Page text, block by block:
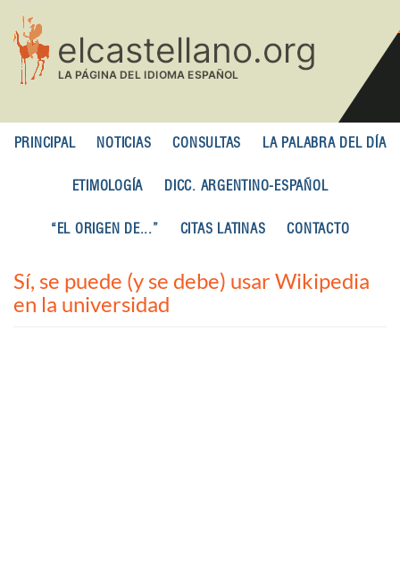
contenido
principal
PRINCIPAL NOTICIAS CONSULTAS LA PALABRA DEL DÍA
ETIMOLOGÍA DICC. ARGENTINO-ESPAÑOL
“EL ORIGEN DE...” CITAS LATINAS CONTACTO
Sí, se puede (y se debe) usar Wikipedia
en la universidad